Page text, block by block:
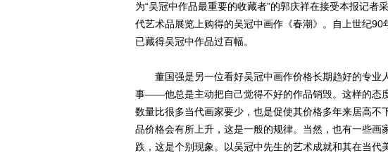
为“吴冠中作品最重要的收藏者”的郭庆祥在接受本报记者
代艺术品展览上购得的吴冠中画作《春潮》。自上世纪
已藏得吴冠中作品过百幅。
董国强是另一位看好吴冠中画作价格长期趋好的专业人
事——他总是主动把自己觉得不好的作品销毁。这样的态
数量比很多当代画家要少，也是促使其价格多年来居高不
品价格会有所上升，这是一般的规律。当然，也有一些画
跌，这是个别现象。以吴冠中先生的艺术成就和其在当